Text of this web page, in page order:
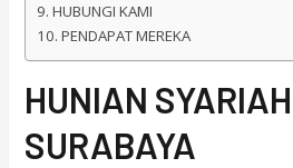
HUBUNGI KAMI
PENDAPAT MEREKA
HUNIAN
SURABAYA